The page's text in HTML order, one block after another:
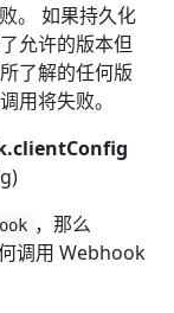
。 如果持久化
允许的版本但
了解的任何版
用将失败。
，那么
调用 Webhook